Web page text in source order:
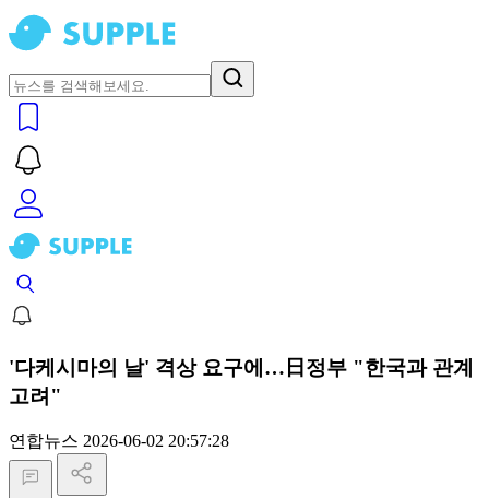
'다케시마의 날' 격상 요구에…日정부 "한국과 관계
고려"
연합뉴스 2026-06-02 20:57:28